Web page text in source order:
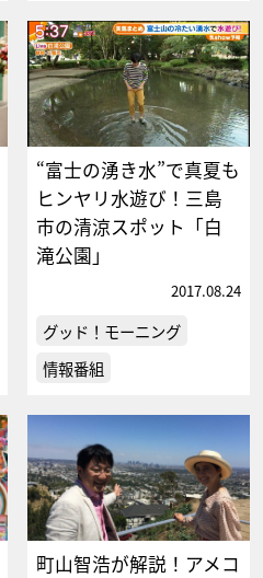
“富士の湧き水”で真夏も
ヒンヤリ水遊び！三島
市の清涼スポット「白
滝公園」
2017.08.24
グッド！モーニング
情報番組
町山智浩が解説！アメコ